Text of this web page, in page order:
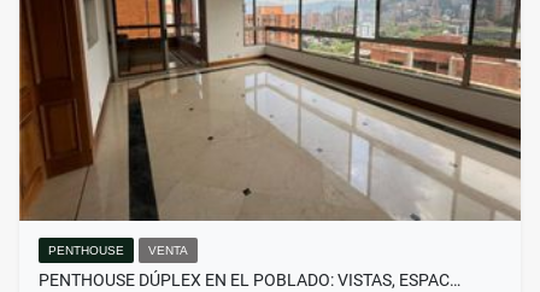
PENTHOUSE VENTA
PENTHOUSE DÚPLEX EN EL POBLADO: VISTAS, ESPAC…